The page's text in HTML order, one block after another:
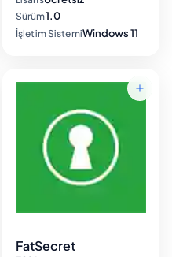
Sürüm1.0
İşletim SistemiWindows 11
FatSecret